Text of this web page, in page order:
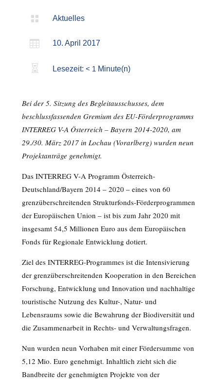
 Aktuelles
 10. April 2017
 Lesezeit: < 1 Minute(n)
Bei der 5. Sitzung des Begleitausschusses, dem
beschlussfassenden Gremium des EU-Förderprogramms
INTERREG V-A Österreich – Bayern 2014-2020, am
29./30. März 2017 in Lochau (Vorarlberg) wurden neun
Projektanträge genehmigt.
Das INTERREG V-A Programm Österreich-
Deutschland/Bayern 2014 – 2020 – eines von 60
grenzüberschreitenden Strukturfonds-Förderprogrammen
der Europäischen Union – ist bis zum Jahr 2020 mit
insgesamt 54,5 Millionen Euro aus dem Europäischen
Fonds für Regionale Entwicklung dotiert.
Ziel des INTERREG-Programmes ist die Intensivierung
der grenzüberschreitenden Kooperation in den Bereichen
Forschung, Entwicklung und Innovation und nachhaltige
touristische Nutzung des Kultur-, Natur- und
Lebensraums sowie die Bewahrung der Biodiversität und
die Zusammenarbeit in Rechts- und Verwaltungsfragen.
Nun wurden neun Vorhaben mit einer Fördersumme von
5,12 Mio. Euro genehmigt. Inhaltlich zieht sich die
Bandbreite der genehmigten Projekte von der